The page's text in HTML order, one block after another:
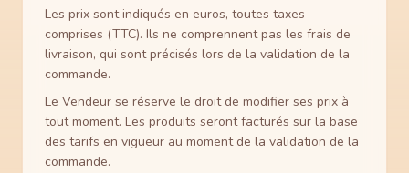
Les prix sont indiqués en euros, toutes taxes
comprises (TTC). Ils ne comprennent pas les frais de
livraison, qui sont précisés lors de la validation de la
commande.
Le Vendeur se réserve le droit de modifier ses prix à
tout moment. Les produits seront facturés sur la base
des tarifs en vigueur au moment de la validation de la
commande.